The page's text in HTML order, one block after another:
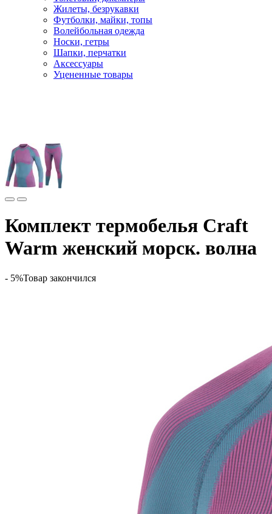
Жилеты, безрукавки
Футболки, майки, топы
Волейбольная одежда
Носки, гетры
Шапки, перчатки
Аксессуары
Уцененные товары
Комплект термобелья Craft
Warm женский морск. волна
- 5%Товар закончился